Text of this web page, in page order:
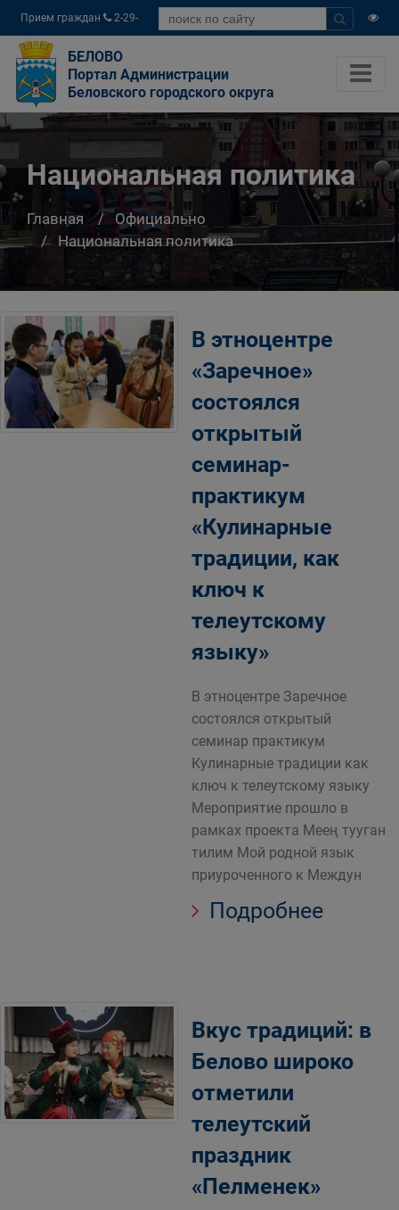
Прием граждан
2-29-
04
БЕЛОВО
Портал Администрации
Беловского городского округа
Национальная политика
Главная
Официально
Национальная политика
В этноцентре
«Заречное»
состоялся
открытый
семинар-
практикум
«Кулинарные
традиции, как
ключ к
телеутскому
языку»
В этноцентре Заречное
состоялся открытый
семинар практикум
Кулинарные традиции как
ключ к телеутскому языку
Мероприятие прошло в
рамках проекта Мееӊ тууган
тилим Мой родной язык
приуроченного к Междун
Подробнее
Вкус традиций: в
Белово широко
отметили
телеутский
праздник
«Пелменек»